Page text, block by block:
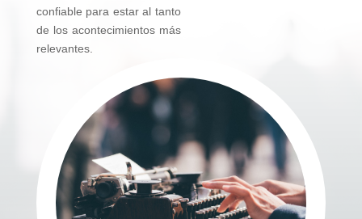
confiable para estar al tanto
de los acontecimientos más
relevantes.